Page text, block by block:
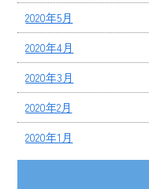
2020年5月
2020年4月
2020年3月
2020年2月
2020年1月